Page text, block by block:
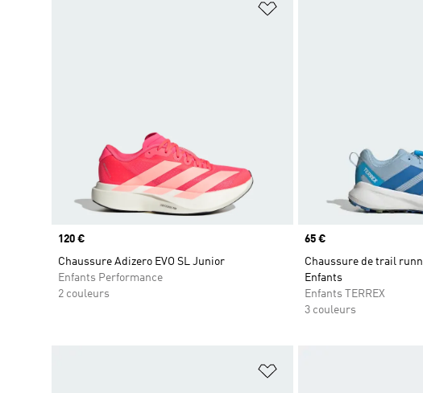
Prix
120 €
Chaussure Adizero EVO SL Junior
Enfants Performance
2 couleurs
Prix
65 €
Chaussure de trail
Enfants
Enfants TERREX
3 couleurs